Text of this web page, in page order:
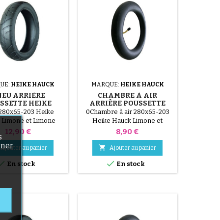
(3 avis)
HEIKE HAUCK
ARRIÈRE
HEIKE
LIMONE ET
TWIN
203 Heike
Limone et Limone
Nos pneus sont
déformés, le
sa forme après
mise en pression.
Prix
12,90 €
Ajouter au panier
En stock
MARQUE: HEIKE HAUCK
CHAMBRE À AIR
ARRIÈRE POUSSETTE
HEIKE HAUCK LIMONE
ET LIMONE TWIN
0Chambre à air 280x65-203
Heike Hauck Limone et
Limone Twin
Prix
8,90 €
 Ajouter au panier
 En stock